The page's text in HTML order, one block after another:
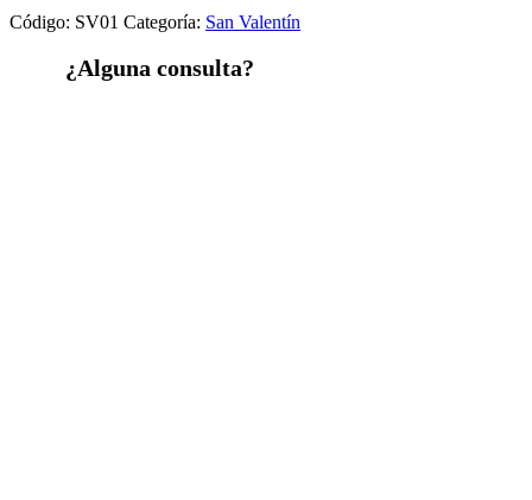
Código: SV01 Categoría: San Valentín
¿Alguna consulta?